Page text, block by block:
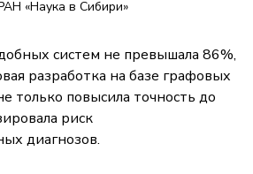
«Наука в Сибири»
систем не превышала 86%,
разработка на базе графовых
только повысила точность до
риск
диагнозов.